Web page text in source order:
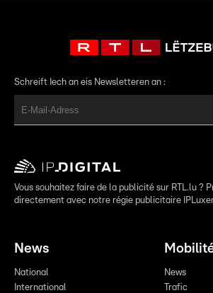
Schreift Iech an eis Newsletteren an :
Vous souhaitez faire de la publicité sur RTL.lu ?
directement avec notre régie publicitaire
News
National
International
News
Trafic